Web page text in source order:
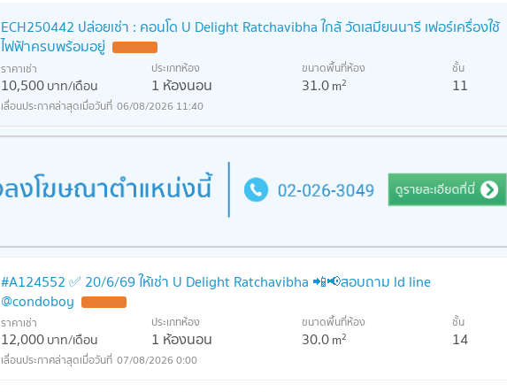
ECH250442 ปล่อยเช่า : คอนโด U Delight Ratchavibha ใกล้ วัดเสมียนนารี เฟอร์เครื่องใช้
ไฟฟ้าครบพร้อมอยู่
ราคาเช่า
10,500บาท/เดือน
ประเภทห้อง
1 ห้องนอน
ขนาดพื้นที่ห้อง
31.0m2
ชั้น
11
06/08/2026 11:40
#A124552 ✅ 20/6/69 ให้เช่า U Delight Ratchavibha 📲📢สอบถาม ld line
@condoboy
ราคาเช่า
12,000บาท/เดือน
ประเภทห้อง
1 ห้องนอน
ขนาดพื้นที่ห้อง
30.0m2
ชั้น
14
07/08/2026 0:00